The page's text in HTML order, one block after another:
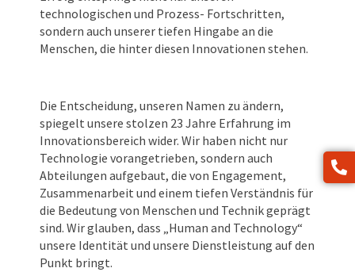
technologischen und Prozess- Fortschritten,
sondern auch unserer tiefen Hingabe an die
Menschen, die hinter diesen Innovationen stehen.
Die Entscheidung, unseren Namen zu ändern,
spiegelt unsere stolzen 23 Jahre Erfahrung im
Innovationsbereich wider. Wir haben nicht nur
Technologie vorangetrieben, sondern auch
Abteilungen aufgebaut, die von Engagement,
Zusammenarbeit und einem tiefen Verständnis für
die Bedeutung von Menschen und Technik geprägt
sind. Wir glauben, dass „Human and Technology“
unsere Identität und unsere Dienstleistung auf den
Punkt bringt.